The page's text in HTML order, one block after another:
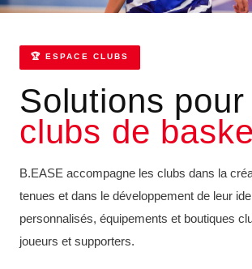
🏆 ESPACE CLUBS
Solutions
clubs de
B.EASE accompagne les clubs dans la
tenues et dans le développement de leur
personnalisés, équipements et boutiques
joueurs et supporters.